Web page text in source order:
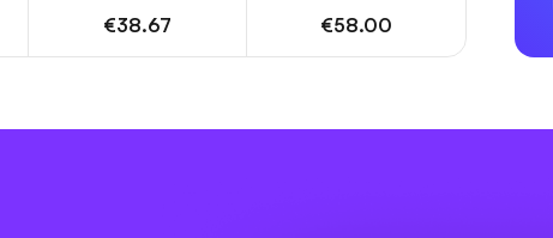
€38.67 €58.00